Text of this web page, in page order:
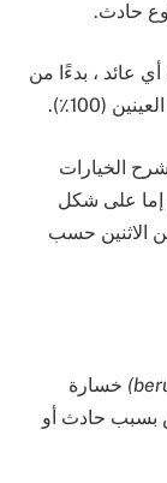
حادث.
عائد ، بدءًا من
الخيارات
إما على شكل
الاثنين حسب
خسارة
بسبب حادث أو